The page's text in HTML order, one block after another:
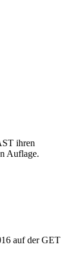
ihren
Auflage.
auf der GET